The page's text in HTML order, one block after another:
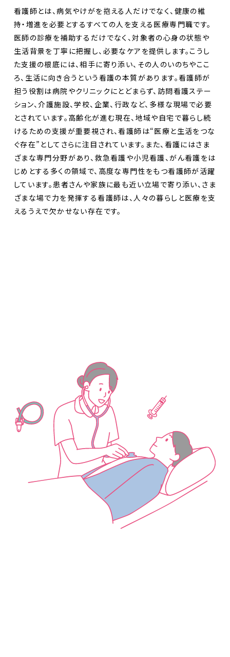
看護師とは、病気やけがを抱える人だけでなく、健康の維
持・増進を必要とするすべての人を支える医療専門職です。
医師の診療を補助するだけでなく、対象者の心身の状態や
生活背景を丁寧に把握し、必要なケアを提供します。こうし
た支援の根底には、相手に寄り添い、その人のいのちやここ
ろ、生活に向き合うという看護の本質があります。看護師が
担う役割は病院やクリニックにとどまらず、訪問看護ステー
ション、介護施設、学校、企業、行政など、多様な現場で必要
とされています。高齢化が進む現在、地域や自宅で暮らし続
けるための支援が重要視され、看護師は“医療と生活をつな
ぐ存在”としてさらに注目されています。また、看護にはさま
ざまな専門分野があり、救急看護や小児看護、がん看護をは
じめとする多くの領域で、高度な専門性をもつ看護師が活躍
しています。患者さんや家族に最も近い立場で寄り添い、さま
ざまな場で力を発揮する看護師は、人々の暮らしと医療を支
えるうえで欠かせない存在です。